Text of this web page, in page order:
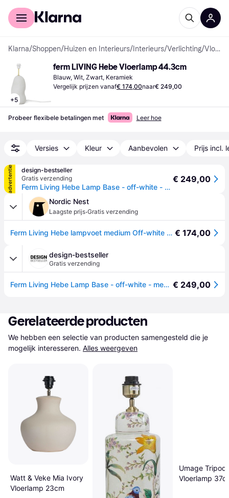
Voor shoppers
Klarna/Shoppen/Huizen en Interieurs/ Interieurs/Verlichting/ Vloerlampen
+5
ferm LIVING Hebe Vloerlamp 44.3cm
Blauw, Wit, Zwart, Keramiek
Vergelijk prijzen vanaf€ 174,00naar€ 249,00
Probeer flexibele betalingen met Leer hoe
Versies Kleur Aanbevolen Prijs incl.
advertentie
design-bestseller
Gratis verzending
Ferm Living Hebe Lamp Base - off-white - medium - wit
€ 249,00
Nordic Nest
Laagste prijs·Gratis verzending
Ferm Living Hebe lampvoet medium Off-white mat € 174,00
design-bestseller
Gratis verzending
Ferm Living Hebe Lamp Base - off-white - medium - wit € 249,00
Gerelateerde producten
We hebben een selectie van producten samengesteld die je
mogelijk interesseren. Alles weergeven
Watt & Veke Mia Ivory
Vloerlamp 23cm
Umage Tripod
Vloerlamp